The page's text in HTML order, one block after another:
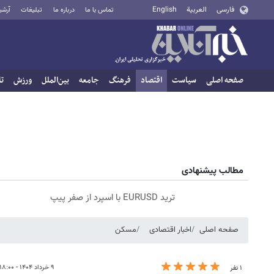
فارسی العربية English تماس با ما درباره ما تبلیغات
صفحه اصلی سیاست اقتصاد فرهنگ جامعه بین‌الملل ورزش
مطالب پیشنهادی
ترید EURUSD با اسپرد از صفر پیپ
صفحه اصلی اخبار اقتصادی مسکن
۱ نفر ۹ خرداد ۱۴۰۴ - ۱۸:۰۰